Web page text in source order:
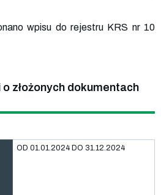
wpisu do rejestru KRS nr 10
złożonych dokumentach
OD 01.01.2024 DO 31.12.2024